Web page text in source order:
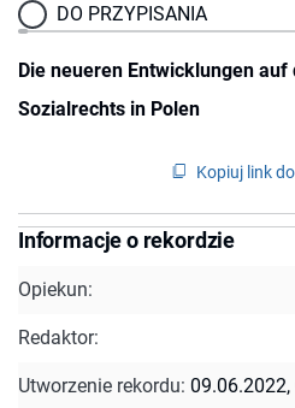
DO PRZYPISANIA
Die neueren Entwicklungen auf
Sozialrechts in Polen
Kopiuj link
Informacje o rekordzie
Opiekun:
Redaktor:
Utworzenie rekordu: